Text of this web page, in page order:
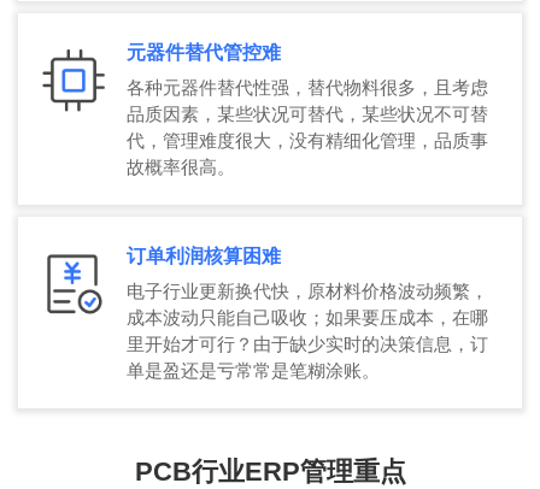
元器件替代管控难
各种元器件替代性强，替代物料很多，且考虑
品质因素，某些状况可替代，某些状况不可替
代，管理难度很大，没有精细化管理，品质事
故概率很高。
订单利润核算困难
电子行业更新换代快，原材料价格波动频繁，
成本波动只能自己吸收；如果要压成本，在哪
里开始才可行？由于缺少实时的决策信息，订
单是盈还是亏常常是笔糊涂账。
PCB行业ERP管理重点